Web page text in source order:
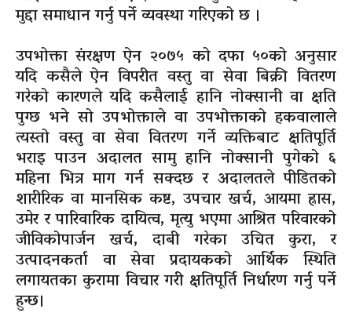
मुद्दा समाधान गर्नु पर्ने व्यवस्था गरिएको छ ।
उपभोक्ता संरक्षण ऐन २०७५ को दफा ५०को अनुसार
यदि कसैले ऐन विपरीत वस्तु वा सेवा बिक्री वितरण
गरेको कारणले यदि कसैलाई हानि नोक्सानी वा क्षति
पुग्छ भने सो उपभोक्ताले वा उपभोक्ताको हकवालाले
त्यस्तो वस्तु वा सेवा वितरण गर्ने व्यक्तिबाट क्षतिपूर्ति
भराइ पाउन अदालत सामु हानि नोक्सानी पुगेको ६
महिना भित्र माग गर्न सक्दछ र अदालतले पीडितको
शारीरिक वा मानसिक कष्ट, उपचार खर्च, आयमा ह्रास,
उमेर र पारिवारिक दायित्व, मृत्यु भएमा आश्रित परिवारको
जीविकोपार्जन खर्च, दाबी गरेका उचित कुरा, र
उत्पादनकर्ता वा सेवा प्रदायकको आर्थिक स्थिति
लगायतका कुरामा विचार गरी क्षतिपूर्ति निर्धारण गर्नु पर्ने
हुन्छ।